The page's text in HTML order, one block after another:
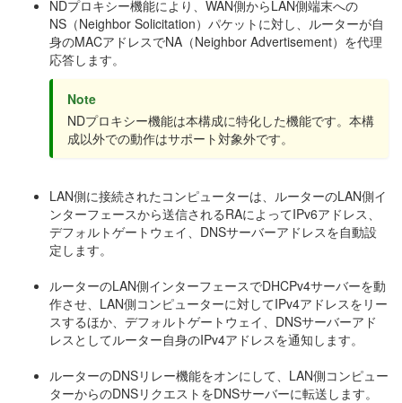
NDプロキシー機能により、WAN側からLAN側端末への
NS（Neighbor Solicitation）パケットに対し、ルーターが自
身のMACアドレスでNA（Neighbor Advertisement）を代理
応答します。
Note
NDプロキシー機能は本構成に特化した機能です。本構
成以外での動作はサポート対象外です。
LAN側に接続されたコンピューターは、ルーターのLAN側イ
ンターフェースから送信されるRAによってIPv6アドレス、
デフォルトゲートウェイ、DNSサーバーアドレスを自動設
定します。
ルーターのLAN側インターフェースでDHCPv4サーバーを動
作させ、LAN側コンピューターに対してIPv4アドレスをリー
スするほか、デフォルトゲートウェイ、DNSサーバーアド
レスとしてルーター自身のIPv4アドレスを通知します。
ルーターのDNSリレー機能をオンにして、LAN側コンピュー
ターからのDNSリクエストをDNSサーバーに転送します。